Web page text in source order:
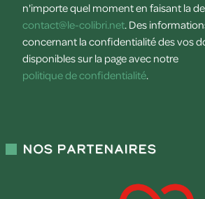
n'importe quel moment en faisant la
contact@le-colibri.net. Des
concernant la confidentialité des vos
disponibles sur la page avec notre
politique de confidentialité.
Nos partenaires